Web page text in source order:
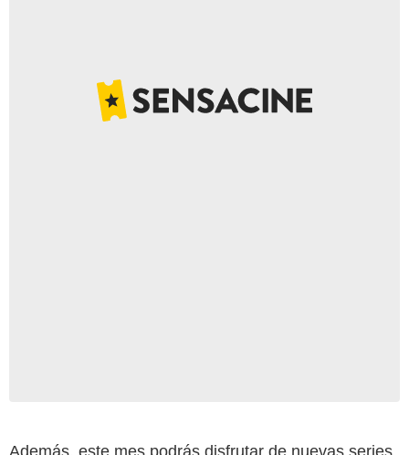
Además, este mes podrás disfrutar de nuevas series